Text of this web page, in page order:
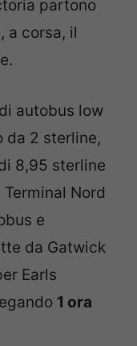
partono
a corsa, il
autobus low
da 2 sterline,
8,95 sterline
Nord
e
da Gatwick
Earls
1 ora